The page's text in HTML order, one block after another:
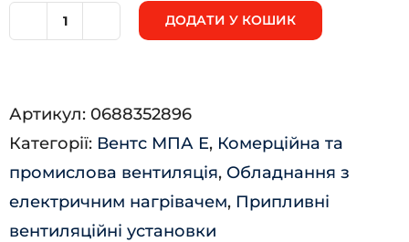
Е-1,7
П
А70
кількість
ДОДАТИ У КОШИК
Артикул: 0688352896
Категорії: Вентс МПА Е, Комерційна та
промислова вентиляція, Обладнання з
електричним нагрівачем, Припливні
вентиляційні установки